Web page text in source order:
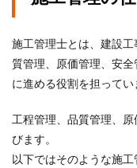
施工管理士とは、建設
質管理、原価管理、安
に進める役割を担ってい
工程管理、品質管理、
びます。
以下ではそのような施工